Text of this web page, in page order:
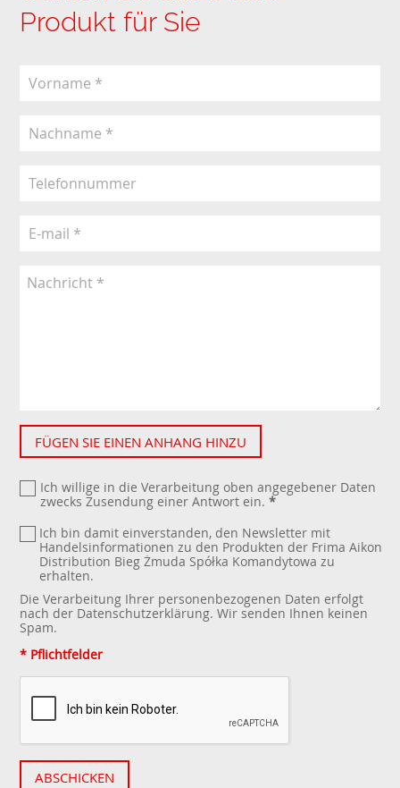
Produkt für Sie
FÜGEN SIE EINEN ANHANG HINZU
Ich willige in die Verarbeitung oben angegebener Daten
zwecks Zusendung einer Antwort ein. *
Ich bin damit einverstanden, den Newsletter mit
Handelsinformationen zu den Produkten der Frima Aikon
Distribution Bieg Żmuda Spółka Komandytowa zu
erhalten.
Die Verarbeitung Ihrer personenbezogenen Daten erfolgt
nach der Datenschutzerklärung. Wir senden Ihnen keinen
Spam.
* Pflichtfelder
ABSCHICKEN